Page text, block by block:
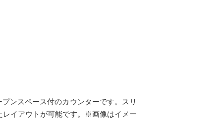
ンスペース付のカウンターです。スリ
レイアウトが可能です。※画像はイメー